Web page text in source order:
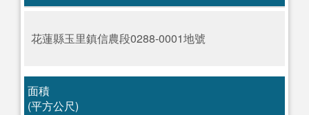
花蓮縣玉里鎮信農段0288-0001地號
面積
(平方公尺)